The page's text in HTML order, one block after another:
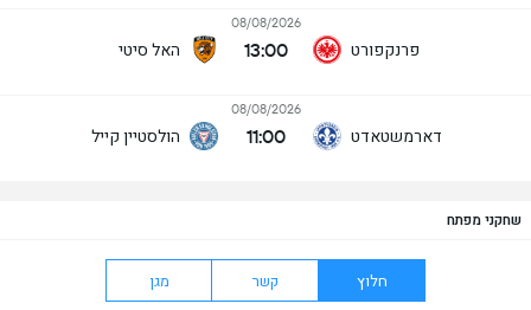
פרנקפורט
08/08/2026
13:00 האל סיטי
דארמשטאדט
08/08/2026
11:00 הולסטיין קייל
שחקני מפתח
חלוץ קשר מגן